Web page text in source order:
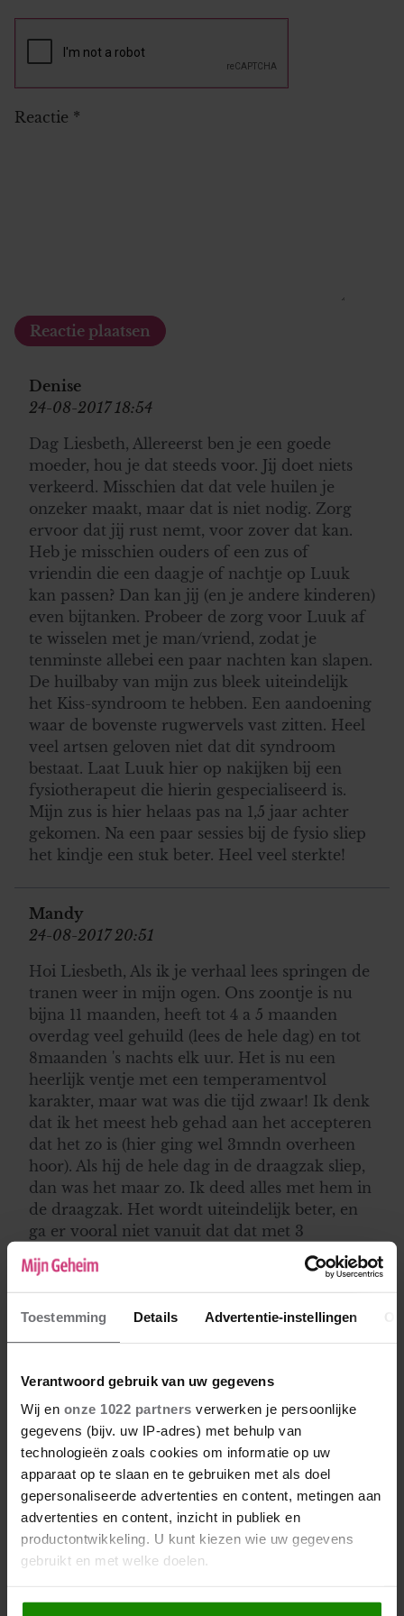
Toestemming Details Advertentie-instellingen
Verantwoord gebruik van uw gegevens
Wij en onze 1022 partners verwerken je persoonlijke
gegevens (bijv. uw IP-adres) met behulp van
technologieën zoals cookies om informatie op uw
apparaat op te slaan en te gebruiken met als doel
gepersonaliseerde advertenties en content, metingen aan
advertenties en content, inzicht in publiek en
productontwikkeling. U kunt kiezen wie uw gegevens
gebruikt en met welke doelen.
Als u het toestaat, willen we ook graag:
Reactie *
Denise
24-08-2017 18:54
Dag Liesbeth, Allereerst ben je een goede
moeder, hou je dat steeds voor. Jij doet niets
verkeerd. Misschien dat dat vele huilen je
onzeker maakt, maar dat is niet nodig. Zorg
ervoor dat jij rust nemt, voor zover dat kan.
Heb je misschien ouders of een zus of
vriendin die een daagje of nachtje op Luuk
kan passen? Dan kan jij (en je andere kinderen)
even bijtanken. Probeer de zorg voor Luuk af
te wisselen met je man/vriend, zodat je
tenminste allebei een paar nachten kan slapen.
De huilbaby van mijn zus bleek uiteindelijk
het Kiss-syndroom te hebben. Een aandoening
waar de bovenste rugwervels vast zitten. Heel
veel artsen geloven niet dat dit syndroom
bestaat. Laat Luuk hier op nakijken bij een
fysiotherapeut die hierin gespecialiseerd is.
Mijn zus is hier helaas pas na 1,5 jaar achter
gekomen. Na een paar sessies bij de fysio sliep
het kindje een stuk beter. Heel veel sterkte!
Mandy
24-08-2017 20:51
Hoi Liesbeth, Als ik je verhaal lees springen de
tranen weer in mijn ogen. Ons zoontje is nu
bijna 11 maanden, heeft tot 4 a 5 maanden
overdag veel gehuild (lees de hele dag) en tot
8maanden 's nachts elk uur. Het is nu een
heerlijk ventje met een temperamentvol
karakter, maar wat was die tijd zwaar! Ik denk
dat ik het meest heb gehad aan het accepteren
dat het zo is (hier ging wel 3mndn overheen
hoor). Als hij de hele dag in de draagzak sliep,
dan was het maar zo. Ik deed alles met hem in
de draagzak. Het wordt uiteindelijk beter, en
ga er vooral niet vanuit dat dat met 3
maanden is zoals veel mensen zeggen, dan kan
het achteraf ook alleen maar meevallen. En
verder zou ik alle hulp aan blijven nemen, en
afwisselen. Heel veel sterkte!!
Bloemetje
Ik zou je adviseren om een magnetiseur of
paranormaal genezer om raad te vragen. Een
kindje huilt vaak niet voor niets. Osteopaat
kan misschien ook eens kijken of er werveltjes
verkeerd zitten. Blijf er niet mee rondlopen en
probeer met hulp van vrienden of familie
even pauze voor jezelf te nemen door de kids
man bij te tanken.